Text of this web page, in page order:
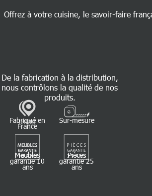
Offrez à votre cuisine, le savoir-faire
De la fabrication à la distribution,
nous contrôlons la qualité de nos
produits.
Fabriqué en
France
Sur-mesure
Meubles
garantie 10
ans
Pièces
garantie 25
ans